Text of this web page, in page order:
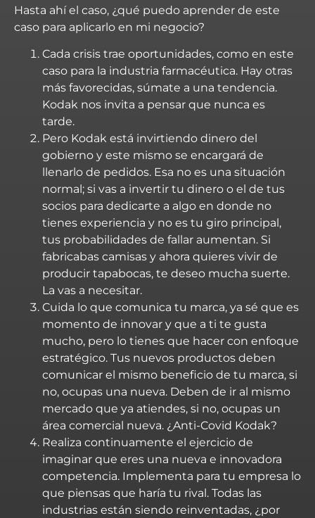
Hasta ahí el caso, ¿qué puedo aprender de este
caso para aplicarlo en mi negocio?
Cada crisis trae oportunidades, como en este
caso para la industria farmacéutica. Hay otras
más favorecidas, súmate a una tendencia.
Kodak nos invita a pensar que nunca es
tarde.
Pero Kodak está invirtiendo dinero del
gobierno y este mismo se encargará de
llenarlo de pedidos. Esa no es una situación
normal; si vas a invertir tu dinero o el de tus
socios para dedicarte a algo en donde no
tienes experiencia y no es tu giro principal,
tus probabilidades de fallar aumentan. Si
fabricabas camisas y ahora quieres vivir de
producir tapabocas, te deseo mucha suerte.
La vas a necesitar.
Cuida lo que comunica tu marca, ya sé que es
momento de innovar y que a ti te gusta
mucho, pero lo tienes que hacer con enfoque
estratégico. Tus nuevos productos deben
comunicar el mismo beneficio de tu marca, si
no, ocupas una nueva. Deben de ir al mismo
mercado que ya atiendes, si no, ocupas un
área comercial nueva. ¿Anti-Covid Kodak?
Realiza continuamente el ejercicio de
imaginar que eres una nueva e innovadora
competencia. Implementa para tu empresa lo
que piensas que haría tu rival. Todas las
industrias están siendo reinventadas, ¿por